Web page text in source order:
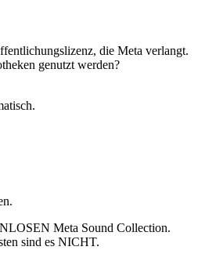
die Meta verlangt.
genutzt werden?
Meta Sound Collection.
sind es NICHT.